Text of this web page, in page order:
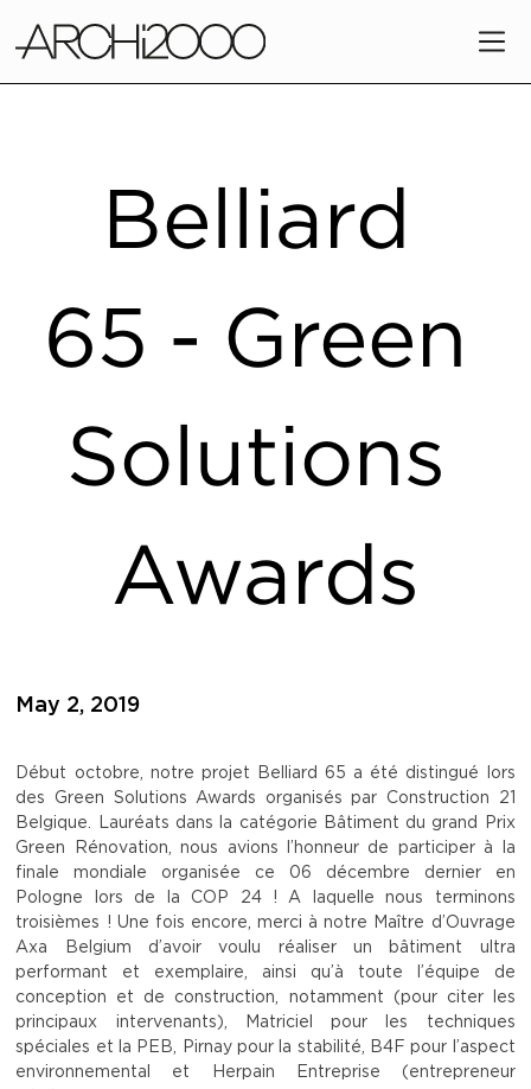
Belliard
65 - Green
Solutions
Awards
May 2, 2019
Début octobre, notre projet Belliard 65 a été distingué lors
des Green Solutions Awards organisés par Construction 21
Belgique. Lauréats dans la catégorie Bâtiment du grand Prix
Green Rénovation, nous avions l’honneur de participer à la
finale mondiale organisée ce 06 décembre dernier en
Pologne lors de la COP 24 ! A laquelle nous terminons
troisièmes ! Une fois encore, merci à notre Maître d’Ouvrage
Axa Belgium d’avoir voulu réaliser un bâtiment ultra
performant et exemplaire, ainsi qu’à toute l’équipe de
conception et de construction, notamment (pour citer les
principaux intervenants), Matriciel pour les techniques
spéciales et la PEB, Pirnay pour la stabilité, B4F pour l’aspect
environnemental et Herpain Entreprise (entrepreneur